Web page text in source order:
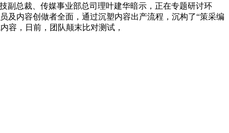
副总裁、传媒事业部总司理叶建华暗示，正在专题研讨环
及内容创做者全面，通过沉塑内容出产流程，沉构了“策采编
容，日前，团队颠末比对测试，